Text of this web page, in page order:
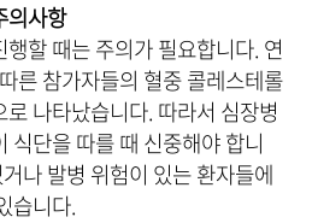
의사항
할 때는 주의가 필요합니다. 연
른 참가자들의 혈중 콜레스테롤
나타났습니다. 따라서 심장병
식단을 따를 때 신중해야 합니
나 발병 위험이 있는 환자들에
습니다.